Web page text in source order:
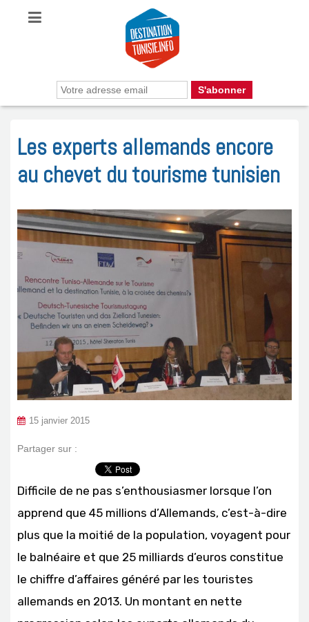
Les experts allemands encore
au chevet du tourisme tunisien
15 janvier 2015
Partager sur :
Difficile de ne pas s’enthousiasmer lorsque l’on
apprend que 45 millions d’Allemands, c’est-à-dire
plus que la moitié de la population, voyagent pour
le balnéaire et que 25 milliards d’euros constitue
le chiffre d’affaires généré par les touristes
allemands en 2013. Un montant en nette